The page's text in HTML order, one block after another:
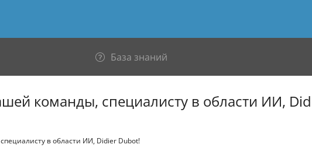
База знаний
команды, специалисту в области ИИ,
в области ИИ, Didier Dubot!